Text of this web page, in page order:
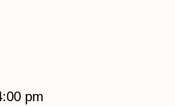
pm